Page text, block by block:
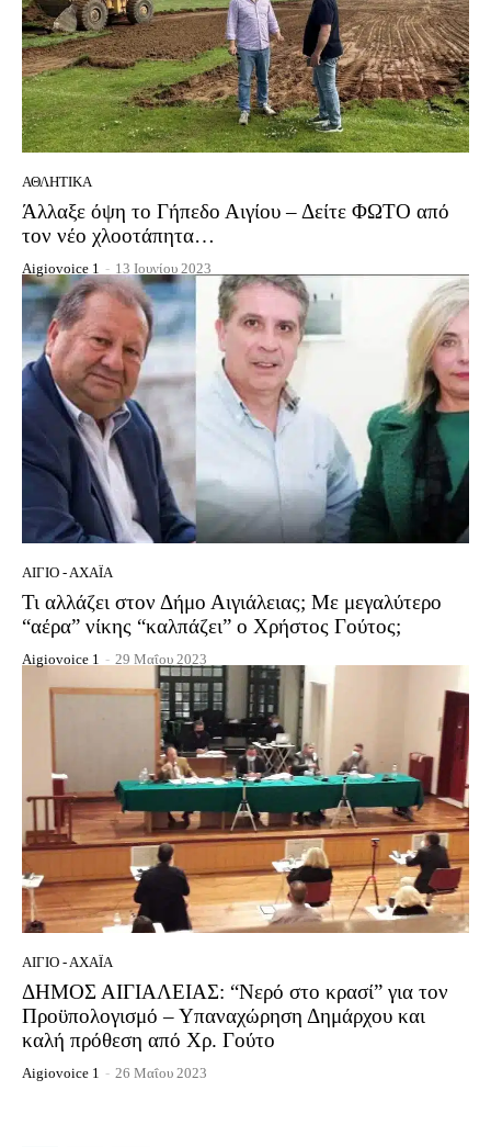
ΑΘΛΗΤΙΚΆ
Άλλαξε όψη το Γήπεδο Αιγίου – Δείτε ΦΩΤΟ από
τον νέο χλοοτάπητα…
Aigiovoice 1 - 13 Ιουνίου 2023
ΑΊΓΙΟ - ΑΧΑΪ́Α
Τι αλλάζει στον Δήμο Αιγιάλειας; Με μεγαλύτερο
“αέρα” νίκης “καλπάζει” ο Χρήστος Γούτος;
Aigiovoice 1 - 29 Μαΐου 2023
ΑΊΓΙΟ - ΑΧΑΪ́Α
ΔΗΜΟΣ ΑΙΓΙΑΛΕΙΑΣ: “Νερό στο κρασί” για τον
Προϋπολογισμό – Υπαναχώρηση Δημάρχου και
καλή πρόθεση από Χρ. Γούτο
Aigiovoice 1 - 26 Μαΐου 2023